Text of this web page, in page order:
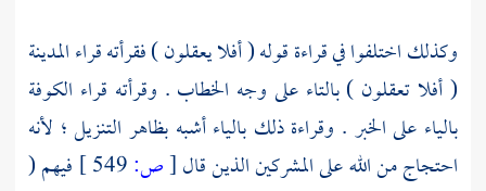
وكذلك اختلفوا في قراءة قوله ( أفلا يعقلون ) فقرأته قراءالمدينة
( أفلا تعقلون ) بالتاء على وجه الخطاب . وقرأته قراء الكوفة
بالياء على الخبر . وقراءة ذلك بالياء أشبه بظاهر التنزيل ؛ لأنه
احتجاج من الله على المشركين الذين قال[ص:
فيهم (